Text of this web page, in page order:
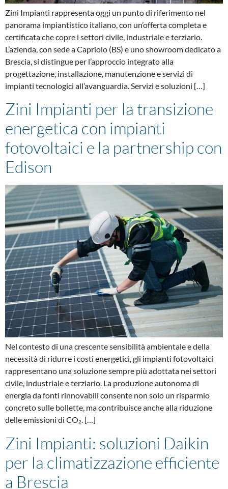
Zini Impianti rappresenta oggi un punto di riferimento nel
panorama impiantistico italiano, con un’offerta completa e
certificata che copre i settori civile, industriale e terziario.
L’azienda, con sede a Capriolo (BS) e uno showroom dedicato a
Brescia, si distingue per l’approccio integrato alla
progettazione, installazione, manutenzione e servizi di
impianti tecnologici all’avanguardia. Servizi e soluzioni […]
Zini Impianti per la transizione
energetica con impianti
fotovoltaici e la partnership con
Edison
Nel contesto di una crescente sensibilità ambientale e della
necessità di ridurre i costi energetici, gli impianti fotovoltaici
rappresentano una soluzione sempre più adottata nei settori
civile, industriale e terziario. La produzione autonoma di
energia da fonti rinnovabili consente non solo un risparmio
concreto sulle bollette, ma contribuisce anche alla riduzione
delle emissioni di CO₂. […]
Zini Impianti: soluzioni Daikin
per la climatizzazione efficiente
a Brescia